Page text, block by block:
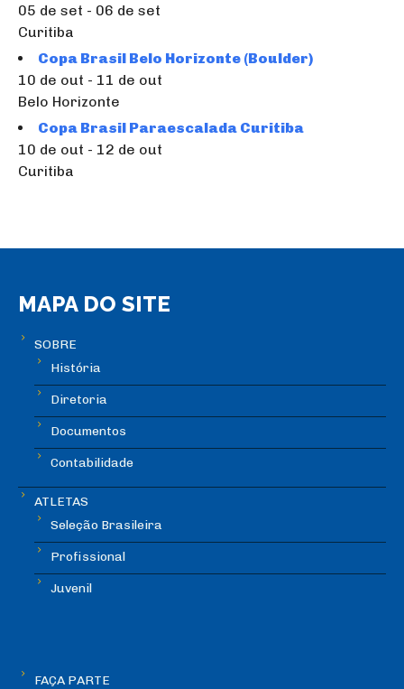
05 de set - 06 de set
Curitiba
Copa Brasil Belo Horizonte (Boulder)
10 de out - 11 de out
Belo Horizonte
Copa Brasil Paraescalada Curitiba
10 de out - 12 de out
Curitiba
MAPA DO SITE
SOBRE
História
Diretoria
Documentos
Contabilidade
ATLETAS
Seleção Brasileira
Profissional
Juvenil
FAÇA PARTE